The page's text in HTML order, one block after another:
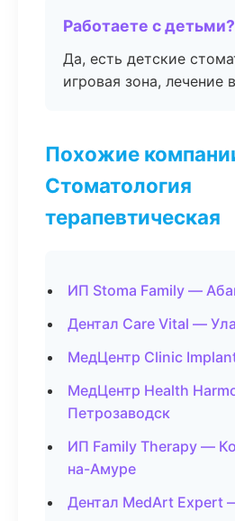
Работаете с детьми?
Да, есть детские
игровая зона, лечение
Похожие
Стоматология
терапевтическая
ИП Stoma Family —
Дентал Care Vital —
МедЦентр Clinic
МедЦентр Health
Петрозаводск
ИП Family Therapy —
на-Амуре
Дентал MedArt Expert